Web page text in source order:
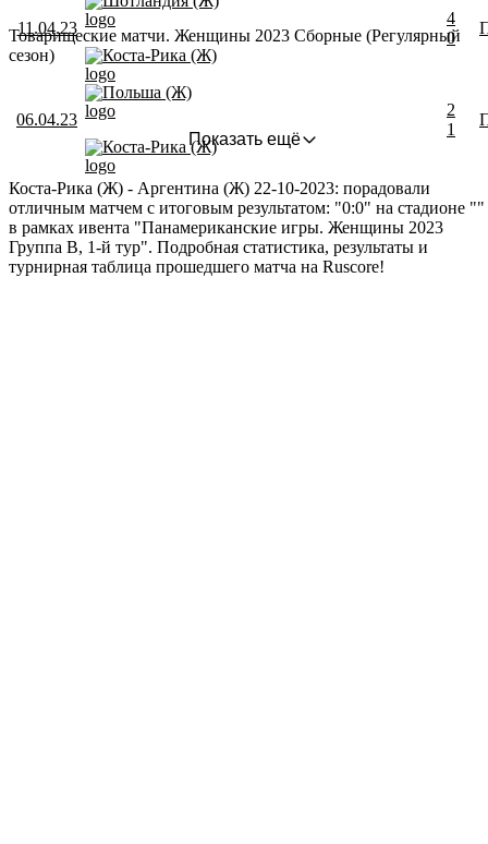
11.04.23
Коста-Рика (Ж)
4
0
Товарищеские матчи. Женщины 2023 Сборные (Регулярный
сезон)
06.04.23
Польша (Ж)
Коста-Рика (Ж)
2
1
Показать ещё
Коста-Рика (Ж) - Аргентина (Ж) 22-10-2023: порадовали
отличным матчем с итоговым результатом: "0:0" на стадионе ""
в рамках ивента "Панамериканские игры. Женщины 2023
Группа B, 1-й тур". Подробная статистика, результаты и
турнирная таблица прошедшего матча на Ruscore!